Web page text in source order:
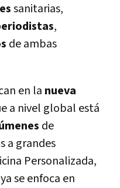
sanitarias,
,
de ambas
en la nueva
a nivel global está
de
a grandes
Personalizada,
se enfoca en